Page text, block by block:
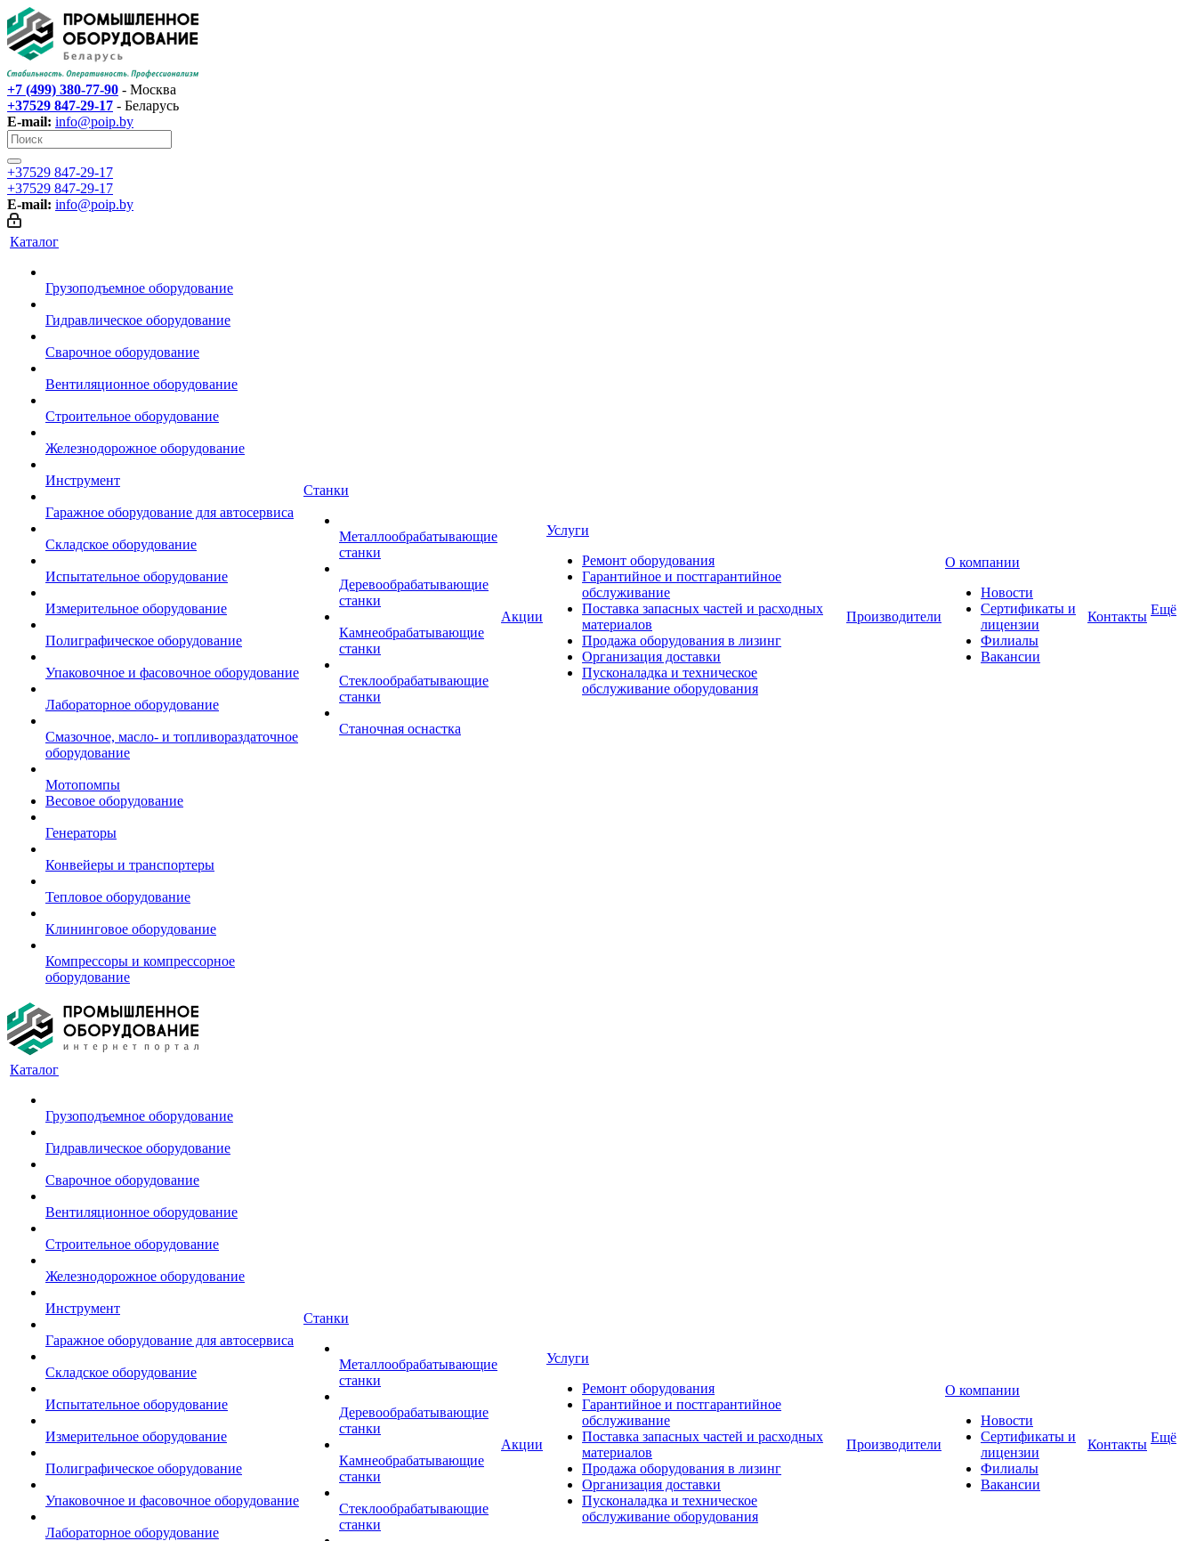
+7 (499) 380-77-90 - Москва
+37529 847-29-17‬ - Беларусь
E-mail: info@poip.by
+37529 847-29-17‬
+37529 847-29-17‬
E-mail: info@poip.by
Каталог
Грузоподъемное оборудование
Гидравлическое оборудование
Сварочное оборудование
Вентиляционное оборудование
Строительное оборудование
Железнодорожное оборудование
Инструмент
Гаражное оборудование для автосервиса
Складское оборудование
Испытательное оборудование
Измерительное оборудование
Полиграфическое оборудование
Упаковочное и фасовочное оборудование
Лабораторное оборудование
Смазочное, масло- и топливораздаточное
оборудование
Мотопомпы
Весовое оборудование
Генераторы
Конвейеры и транспортеры
Тепловое оборудование
Клининговое оборудование
Компрессоры и компрессорное
оборудование
Станки
Металлообрабатывающие
станки
Деревообрабатывающие
станки
Камнеобрабатывающие
станки
Стеклообрабатывающие
станки
Станочная оснастка
Акции
Услуги
Ремонт оборудования
Гарантийное и постгарантийное
обслуживание
Поставка запасных частей и расходных
материалов
Продажа оборудования в лизинг
Организация доставки
Пусконаладка и техническое
обслуживание оборудования
Производители
О компании
Новости
Сертификаты и
лицензии
Филиалы
Вакансии
Контакты Ещё
Каталог
Грузоподъемное оборудование
Гидравлическое оборудование
Сварочное оборудование
Вентиляционное оборудование
Строительное оборудование
Железнодорожное оборудование
Инструмент
Гаражное оборудование для автосервиса
Складское оборудование
Испытательное оборудование
Измерительное оборудование
Полиграфическое оборудование
Упаковочное и фасовочное оборудование
Лабораторное оборудование
Станки
Металлообрабатывающие
станки
Деревообрабатывающие
станки
Камнеобрабатывающие
станки
Стеклообрабатывающие
станки
Акции
Услуги
Ремонт оборудования
Гарантийное и постгарантийное
обслуживание
Поставка запасных частей и расходных
материалов
Продажа оборудования в лизинг
Организация доставки
Пусконаладка и техническое
обслуживание оборудования
Производители
О компании
Новости
Сертификаты и
лицензии
Филиалы
Вакансии
Контакты Ещё